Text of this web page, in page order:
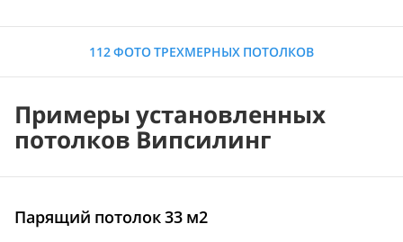
112 ФОТО ТРЕХМЕРНЫХ ПОТОЛКОВ
Примеры установленных
потолков Випсилинг
Парящий потолок 33 м2